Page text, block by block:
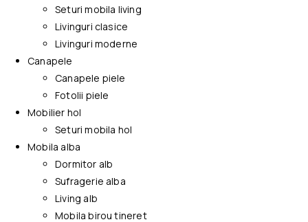
Seturi mobila living
Livinguri clasice
Livinguri moderne
Canapele
Canapele piele
Fotolii piele
Mobilier hol
Seturi mobila hol
Mobila alba
Dormitor alb
Sufragerie alba
Living alb
Mobila birou tineret